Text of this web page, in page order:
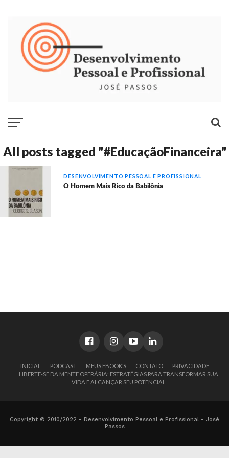
All posts tagged "#EducaçãoFinanceira"
DESENVOLVIMENTO PESSOAL E PROFISSIONAL
O Homem Mais Rico da Babilônia
INICIAL PODCAST MEUS EBOOK’S CONTATO
PRIVACIDADE
LIBERTE-SE DA MENTE OPERÁRIA: ESTRATÉGIAS PARA TRANSFORMAR SUA
VIDA E ALCANÇAR SEU POTENCIAL
Copyright © 2010/2022 - Desenvolvimento Pessoal e Profissional - José
Passos